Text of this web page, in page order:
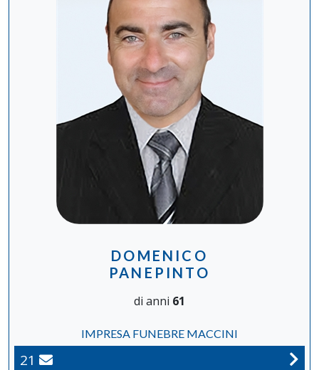
DOMENICO
PANEPINTO
di anni 61
IMPRESA FUNEBRE MACCINI
21